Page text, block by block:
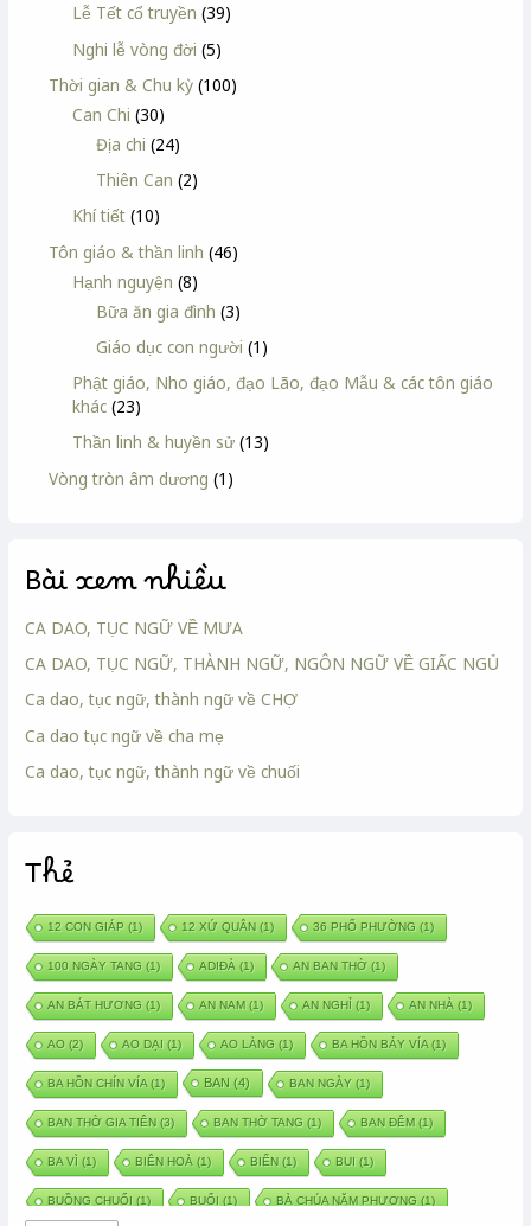
Lễ Tết cổ truyền (39)
Nghi lễ vòng đời (5)
Thời gian & Chu kỳ (100)
Can Chi (30)
Địa chi (24)
Thiên Can (2)
Khí tiết (10)
Tôn giáo & thần linh (46)
Hạnh nguyện (8)
Bữa ăn gia đình (3)
Giáo dục con người (1)
Phật giáo, Nho giáo, đạo Lão, đạo Mẫu & các tôn giáo
khác (23)
Thần linh & huyền sử (13)
Vòng tròn âm dương (1)
Bài xem nhiều
CA DAO, TỤC NGỮ VỀ MƯA
CA DAO, TỤC NGỮ, THÀNH NGỮ, NGÔN NGỮ VỀ GIẤC NGỦ
Ca dao, tục ngữ, thành ngữ về CHỢ
Ca dao tục ngữ về cha mẹ
Ca dao, tục ngữ, thành ngữ về chuối
Thẻ
12 CON GIÁP (1) 12 XỨ QUÂN (1) 36 PHỐ PHƯỜNG (1)
100 NGÀY TANG (1) ADIĐÀ (1) AN BAN THỜ(1)
AN BÁT HƯƠNG (1) AN NAM(1) AN NGHỈ (1) AN NHÀ (1)
AO (2) AO DẠI (1) AO LÀNG (1) BA HỒN BẢY VÍA(1)
BA HỒN CHÍN VÍA(1) BAN (4) BAN NGÀY (1)
BAN THỜ GIA TIÊN (3) BAN THỜ TANG (1) BAN ĐÊM(1)
BA VÌ (1) BIÊN HOÀ (1) BIỂN (1) BUI (1)
BUỒNG CHUỐI (1) BUỔI (1) BÀ CHÚA NĂM PHƯƠNG (1)